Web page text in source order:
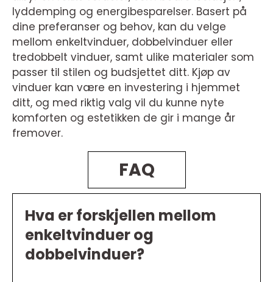
lyddemping og energibesparelser. Basert på
dine preferanser og behov, kan du velge
mellom enkeltvinduer, dobbelvinduer eller
tredobbelt vinduer, samt ulike materialer som
passer til stilen og budsjettet ditt. Kjøp av
vinduer kan være en investering i hjemmet
ditt, og med riktig valg vil du kunne nyte
komforten og estetikken de gir i mange år
fremover.
FAQ
Hva er forskjellen mellom
enkeltvinduer og
dobbelvinduer?